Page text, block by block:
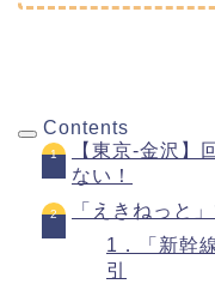
Contents
【東京-金沢】
ない！
「えきねっと
1．「新幹
引